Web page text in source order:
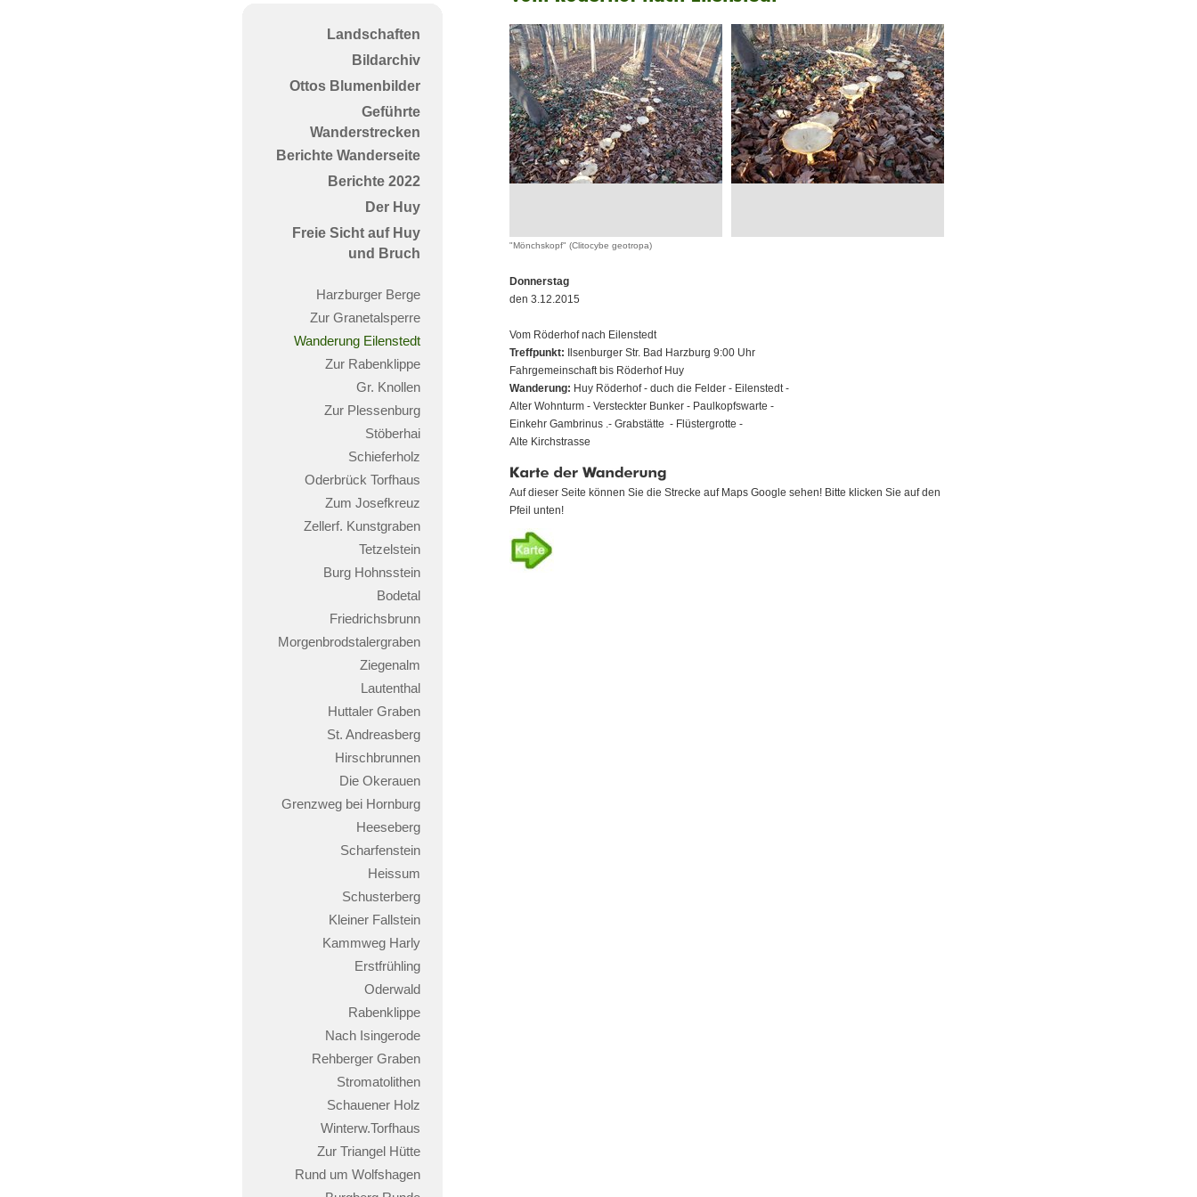
Landschaften
Bildarchiv
Ottos Blumenbilder
Geführte
Wanderstrecken
Berichte Wanderseite
Berichte 2022
Der Huy
Freie Sicht auf Huy
und Bruch
Harzburger Berge
Zur Granetalsperre
Wanderung Eilenstedt
Zur Rabenklippe
Gr. Knollen
Zur Plessenburg
Stöberhai
Schieferholz
Oderbrück Torfhaus
Zum Josefkreuz
Zellerf. Kunstgraben
Tetzelstein
Burg Hohnsstein
Bodetal
Friedrichsbrunn
Morgenbrodstalergraben
Ziegenalm
Lautenthal
Huttaler Graben
St. Andreasberg
Hirschbrunnen
Die Okerauen
Grenzweg bei Hornburg
Heeseberg
Scharfenstein
Heissum
Schusterberg
Kleiner Fallstein
Kammweg Harly
Erstfrühling
Oderwald
Rabenklippe
Nach Isingerode
Rehberger Graben
Stromatolithen
Schauener Holz
Winterw.Torfhaus
Zur Triangel Hütte
Rund um Wolfshagen
nach
Eilenstedt
"Mönchskopf" (Clitocybe geotropa)
Donnerstag
den 3.12.2015
Vom Röderhof nach Eilenstedt
Treffpunkt: Ilsenburger Str. Bad Harzburg 9:00 Uhr
Fahrgemeinschaft bis Röderhof Huy
Wanderung: Huy Röderhof - duch die Felder - Eilenstedt -
Alter Wohnturm - Versteckter Bunker - Paulkopfswarte -
Einkehr Gambrinus .- Grabstätte - Flüstergrotte -
Alte Kirchstrasse
Karte
Wanderung
Auf dieser Seite können Sie die Strecke auf Maps Google sehen! Bitte klicken Sie auf den
Pfeil unten!